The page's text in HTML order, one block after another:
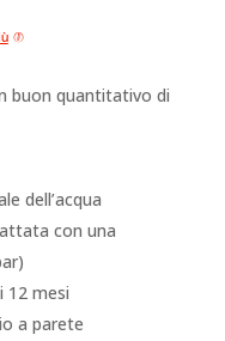
buon quantitativo di
dell’acqua
con una
12 mesi
a parete